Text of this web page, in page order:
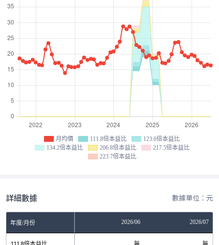
月均價 111.8倍本益比
123.6倍本益比
134.2倍本益比
206.8倍本益比
217.5倍本益比
223.7倍本益比
詳細數據 數據單位：元
年度/月份 2026/06 2026/07